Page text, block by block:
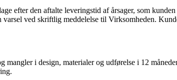
efter den aftalte leveringstid af årsager, som
ved skriftlig meddelelse til Virksomheden.
i design, materialer og udførelse i 12